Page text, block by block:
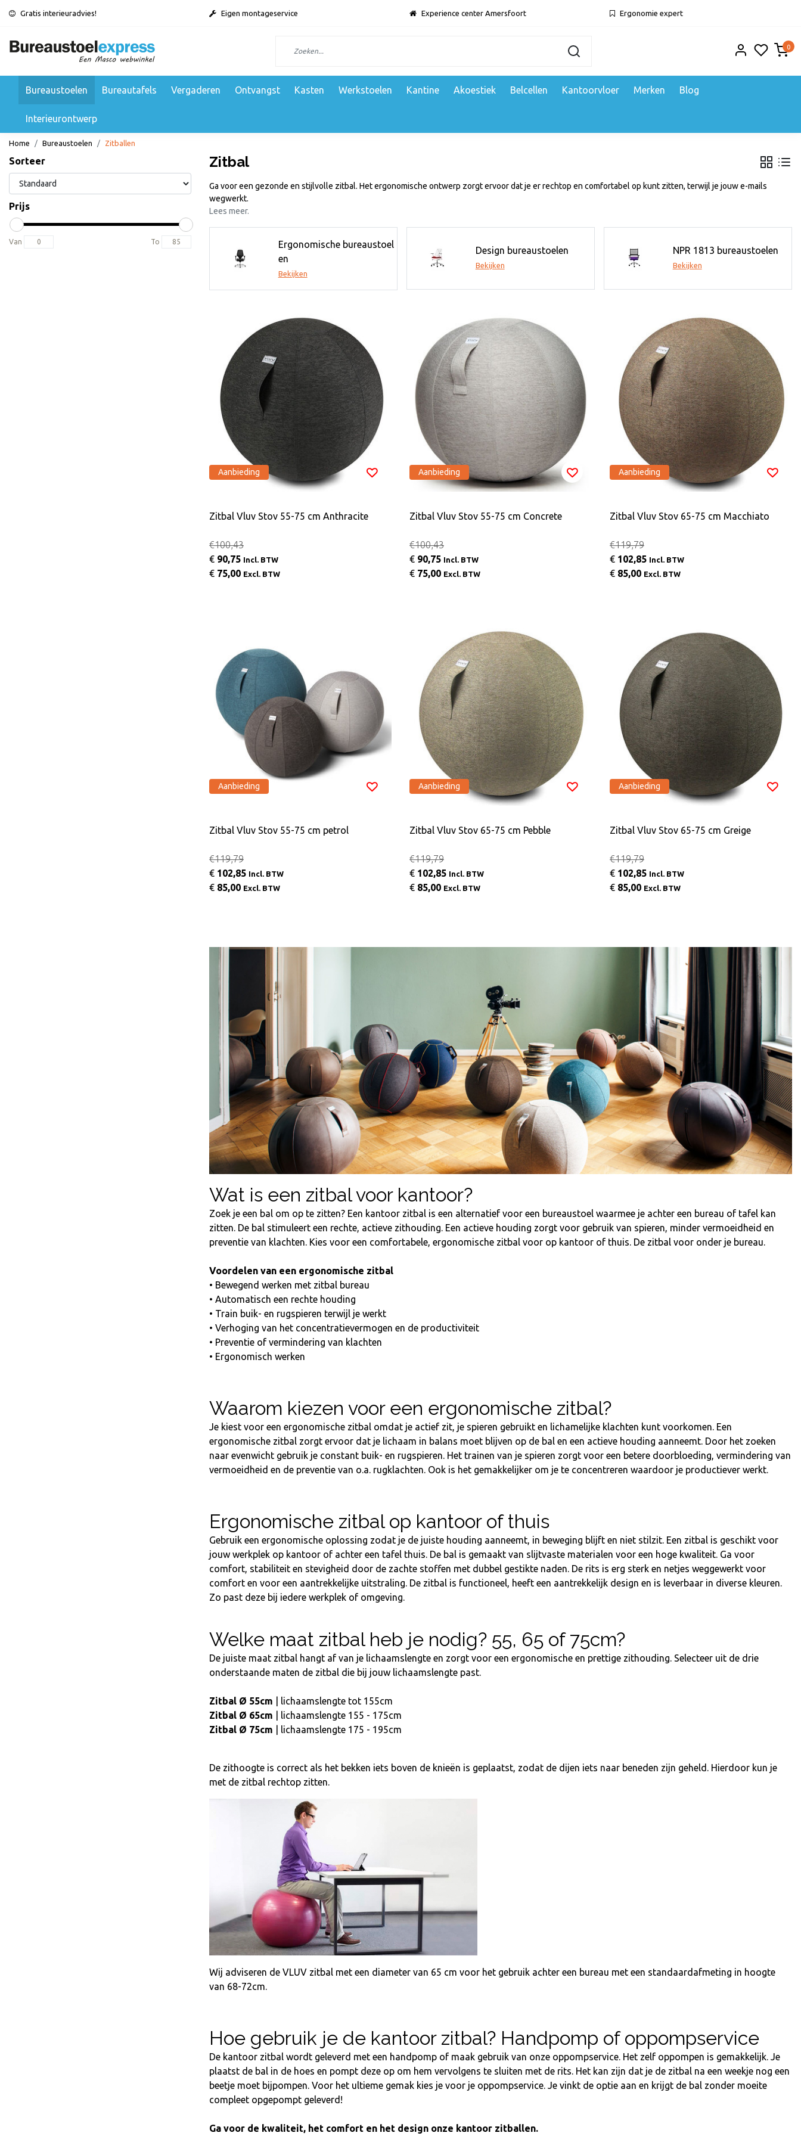
Gratis interieuradvies! Eigen montageservice Experience center Amersfoort Ergonomie expert
0
Bureaustoelen Bureautafels Vergaderen Ontvangst Kasten Werkstoelen Kantine Akoestiek Belcellen Kantoorvloer Merken Blog
Interieurontwerp
Home Bureaustoelen Zitballen
Sorteer
Prijs
Van To
Zitbal
Ga voor een gezonde en stijlvolle zitbal. Het ergonomische ontwerp zorgt ervoor dat je er rechtop en comfortabel op kunt zitten, terwijl je jouw e-mails
wegwerkt.
Lees meer.
Ergonomische bureaustoel
en
Bekijken
Design bureaustoelen
Bekijken
NPR 1813 bureaustoelen
Bekijken
Aanbieding
Zitbal Vluv Stov 55-75 cm Anthracite
€100,43
€ 90,75 Incl. BTW
€ 75,00 Excl. BTW
Aanbieding
Zitbal Vluv Stov 55-75 cm Concrete
€100,43
€ 90,75 Incl. BTW
€ 75,00 Excl. BTW
Aanbieding
Zitbal Vluv Stov 65-75 cm Macchiato
€119,79
€ 102,85 Incl. BTW
€ 85,00 Excl. BTW
Aanbieding
Zitbal Vluv Stov 55-75 cm petrol
€119,79
€ 102,85 Incl. BTW
€ 85,00 Excl. BTW
Aanbieding
Zitbal Vluv Stov 65-75 cm Pebble
€119,79
€ 102,85 Incl. BTW
€ 85,00 Excl. BTW
Aanbieding
Zitbal Vluv Stov 65-75 cm Greige
€119,79
€ 102,85 Incl. BTW
€ 85,00 Excl. BTW
Wat is een zitbal voor kantoor?
Zoek je een bal om op te zitten? Een kantoor zitbal is een alternatief voor een bureaustoel waarmee je achter een bureau of tafel kan
zitten. De bal stimuleert een rechte, actieve zithouding. Een actieve houding zorgt voor gebruik van spieren, minder vermoeidheid en
preventie van klachten. Kies voor een comfortabele, ergonomische zitbal voor op kantoor of thuis. De zitbal voor onder je bureau.
Voordelen van een ergonomische zitbal
• Bewegend werken met zitbal bureau
• Automatisch een rechte houding
• Train buik- en rugspieren terwijl je werkt
• Verhoging van het concentratievermogen en de productiviteit
• Preventie of vermindering van klachten
• Ergonomisch werken
Waarom kiezen voor een ergonomische zitbal?
Je kiest voor een ergonomische zitbal omdat je actief zit, je spieren gebruikt en lichamelijke klachten kunt voorkomen. Een
ergonomische zitbal zorgt ervoor dat je lichaam in balans moet blijven op de bal en een actieve houding aanneemt. Door het zoeken
naar evenwicht gebruik je constant buik- en rugspieren. Het trainen van je spieren zorgt voor een betere doorbloeding, vermindering van
vermoeidheid en de preventie van o.a. rugklachten. Ook is het gemakkelijker om je te concentreren waardoor je productiever werkt.
Ergonomische zitbal op kantoor of thuis
Gebruik een ergonomische oplossing zodat je de juiste houding aanneemt, in beweging blijft en niet stilzit. Een zitbal is geschikt voor
jouw werkplek op kantoor of achter een tafel thuis. De bal is gemaakt van slijtvaste materialen voor een hoge kwaliteit. Ga voor
comfort, stabiliteit en stevigheid door de zachte stoffen met dubbel gestikte naden. De rits is erg sterk en netjes weggewerkt voor
comfort en voor een aantrekkelijke uitstraling. De zitbal is functioneel, heeft een aantrekkelijk design en is leverbaar in diverse kleuren.
Zo past deze bij iedere werkplek of omgeving.
Welke maat zitbal heb je nodig? 55, 65 of 75cm?
De juiste maat zitbal hangt af van je lichaamslengte en zorgt voor een ergonomische en prettige zithouding. Selecteer uit de drie
onderstaande maten de zitbal die bij jouw lichaamslengte past.
Zitbal Ø 55cm | lichaamslengte tot 155cm
Zitbal Ø 65cm | lichaamslengte 155 - 175cm
Zitbal Ø 75cm | lichaamslengte 175 - 195cm
De zithoogte is correct als het bekken iets boven de knieën is geplaatst, zodat de dijen iets naar beneden zijn geheld. Hierdoor kun je
met de zitbal rechtop zitten.
Wij adviseren de VLUV zitbal met een diameter van 65 cm voor het gebruik achter een bureau met een standaardafmeting in hoogte
van 68-72cm.
Hoe gebruik je de kantoor zitbal? Handpomp of oppompservice
De kantoor zitbal wordt geleverd met een handpomp of maak gebruik van onze oppompservice. Het zelf oppompen is gemakkelijk. Je
plaatst de bal in de hoes en pompt deze op om hem vervolgens te sluiten met de rits. Het kan zijn dat je de zitbal na een weekje nog een
beetje moet bijpompen. Voor het ultieme gemak kies je voor je oppompservice. Je vinkt de optie aan en krijgt de bal zonder moeite
compleet opgepompt geleverd!
Ga voor de kwaliteit, het comfort en het design onze kantoor zitballen.